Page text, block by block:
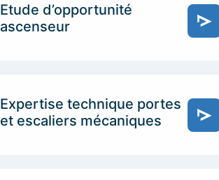
Etude d’opportunité
ascenseur
Expertise technique portes
et escaliers mécaniques